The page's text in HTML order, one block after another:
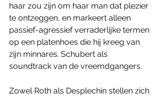
haar zou zijn om haar man dat plezier
te ontzeggen, en markeert alleen
passief-agressief verraderlijke termen
op een platenhoes die hij kreeg van
zijn minnares. Schubert als
soundtrack van de vreemdgangers.
Zowel Roth als Desplechin stellen zich